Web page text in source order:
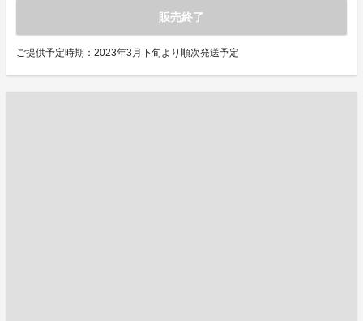
販売終了
ご提供予定時期：2023年3月下旬より順次発送予定